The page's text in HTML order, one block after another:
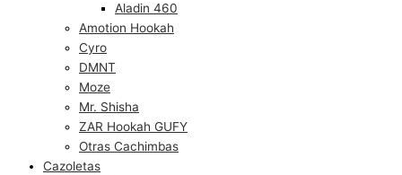
Aladin 460
Amotion Hookah
Cyro
DMNT
Moze
Mr. Shisha
ZAR Hookah GUFY
Otras Cachimbas
Cazoletas